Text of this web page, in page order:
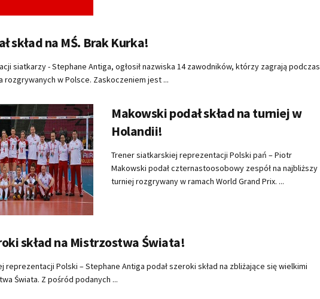
skład na MŚ. Brak Kurka!
siatkarzy - Stephane Antiga, ogłosił nazwiska 14 zawodników, którzy zagrają podczas
rozgrywanych w Polsce. Zaskoczeniem jest ...
Makowski podał skład na turniej w
Holandii!
Trener siatkarskiej reprezentacji Polski pań – Piotr
Makowski podał czternastoosobowy zespół na najbliższy
turniej rozgrywany w ramach World Grand Prix. ...
skład na Mistrzostwa Świata!
reprezentacji Polski – Stephane Antiga podał szeroki skład na zbliżające się wielkimi
Świata. Z pośród podanych ...